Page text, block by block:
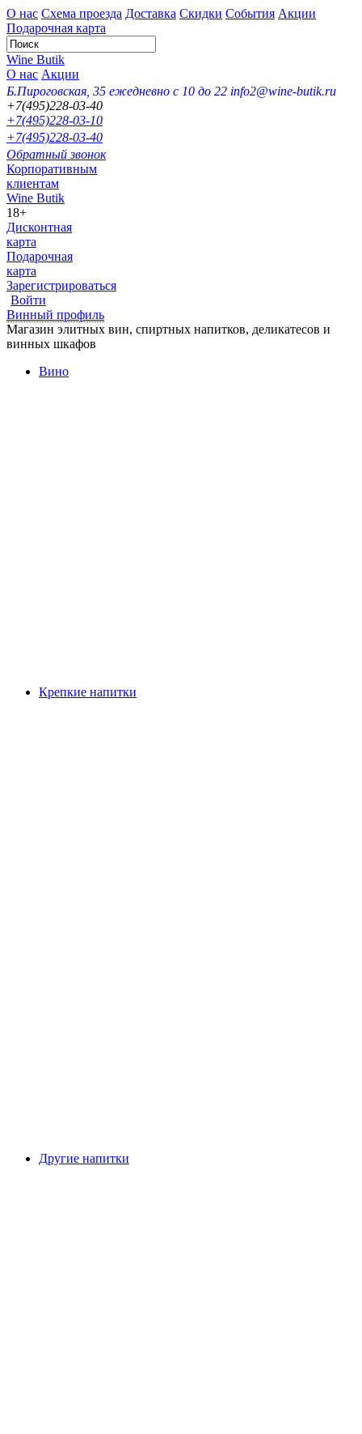
О нас Схема проезда Доставка Скидки События Акции
Подарочная карта
Wine Butik
О нас Акции
Б.Пироговская, 35 ежедневно с 10 до 22 info2@wine-butik.ru
+7(495)228-03-40
+7(495)228-03-10
+7(495)228-03-40
Обратный звонок
Корпоративным
клиентам
Wine Butik
18+
Дисконтная
карта
Подарочная
карта
Зарегистрироваться
Войти
Винный профиль
Магазин элитных вин, спиртных напитков, деликатесов и
винных шкафов
Вино
Крепкие напитки
Другие напитки